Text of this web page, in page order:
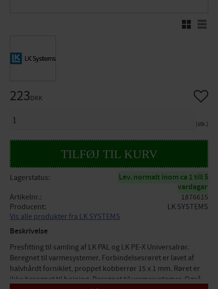
RutenettListe
223DKK
stk.
Gem
Lagerstatus
Lev. normalt inom ca 1 till 5
vardagar
Artikelnr.
1876615
Producent
LK SYSTEMS
Vis alle produkter fra LK SYSTEMS
Beskrivelse
Presfitting til samling af LK PAL og LK PE-X Universalrør.
Beregnet til varmesystemer. Forbindelsesrøret er lavet af
halvhårdt forniklet, proppet kobberrør 15 x 1 mm. Røret er
ikke beregnet til bøjning. Beregnet til varmesystemer. Også